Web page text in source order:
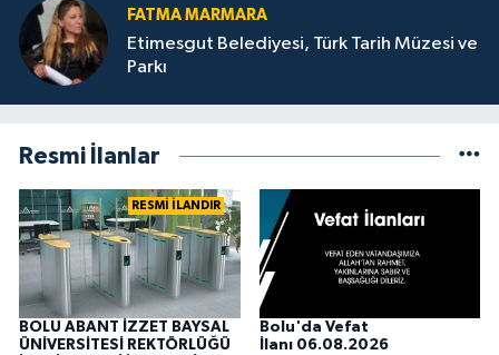
FATMA MARMARA
Etimesgut Belediyesi, Türk Tarih Müzesi ve
Parkı
Resmi İlanlar
RESMİ İLANDIR
BOLU ABANT İZZET BAYSAL
ÜNİVERSİTESİ REKTÖRLÜĞÜ
Bolu'da Vefat
İlanı 06.08.2026